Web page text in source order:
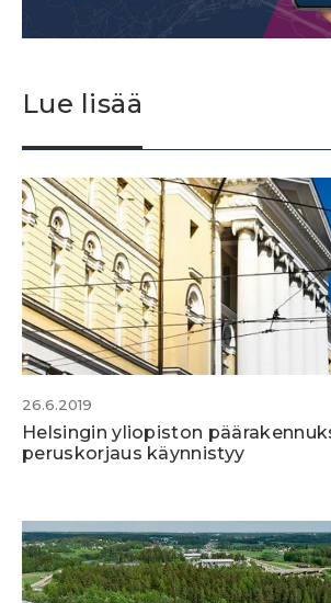
Lue lisää
26.6.2019
Helsingin yliopiston
peruskorjaus käynnistyy